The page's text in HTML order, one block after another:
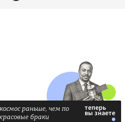
раньше, чем по
браки